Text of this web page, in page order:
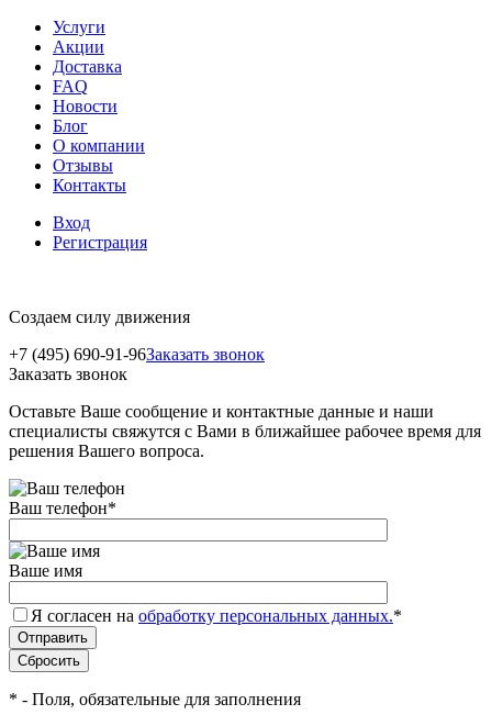
Услуги
Акции
Доставка
FAQ
Новости
Блог
О компании
Отзывы
Контакты
Вход
Регистрация
Создаем силу движения
+7 (495) 690-91-96Заказать звонок
Заказать звонок
Оставьте Ваше сообщение и контактные данные и наши
специалисты свяжутся с Вами в ближайшее рабочее время для
решения Вашего вопроса.
Ваш телефон*
Ваше имя
Я согласен на обработку персональных данных.*
* - Поля, обязательные для заполнения